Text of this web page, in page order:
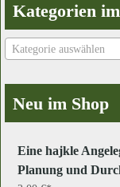
Kategorien
Kategorie auswählen
Neu im Shop
Eine hajkle
Planung und